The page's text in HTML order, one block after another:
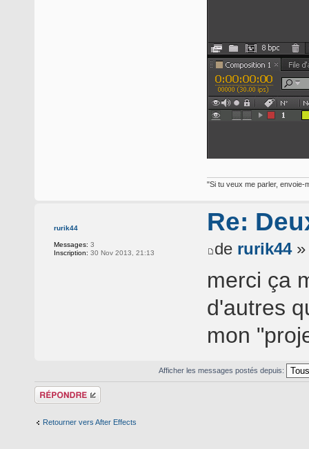
"Si tu veux me parler, envoie-
rurik44
Messages: 3
Inscription: 30 Nov 2013, 21:13
Re:
de rurik44»
merci ça
d'autres
mon
Afficher les messages postés depuis:
Répondre
Retourner vers After Effects